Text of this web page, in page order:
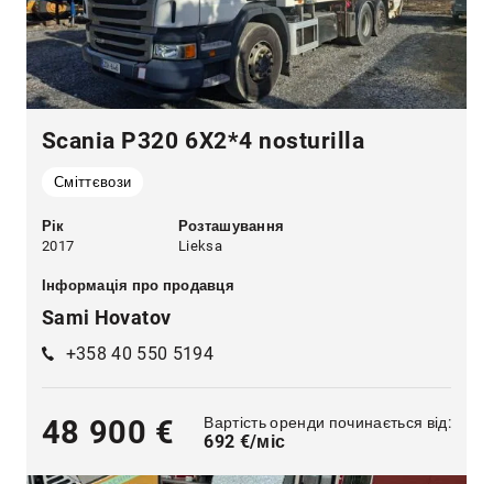
Scania P320 6X2*4 nosturilla
Сміттєвози
Рік
2017
Розташування
Lieksa
Інформація про продавця
Sami Hovatov
+358 40 550 5194
48 900 € Вартість оренди починається від:
692 €/міс